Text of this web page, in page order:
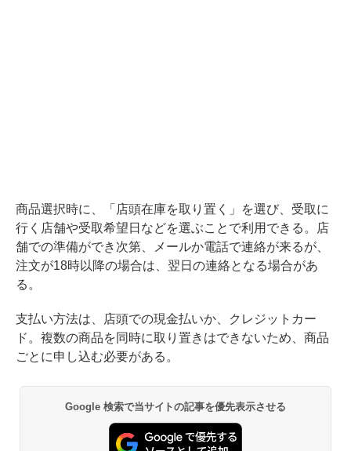
商品選択時に、「店頭在庫を取り置く」を選び、受取に
行く店舗や受取希望日などを選ぶことで利用できる。店
舗での準備ができ次第、メールか電話で連絡が来るが、
注文が18時以降の場合は、翌日の連絡となる場合があ
る。
支払い方法は、店頭での現金払いか、クレジットカー
ド。複数の商品を同時に取り置きはできないため、商品
ごとに申し込む必要がある。
Google 検索で当サイトの記事を優先表示させる